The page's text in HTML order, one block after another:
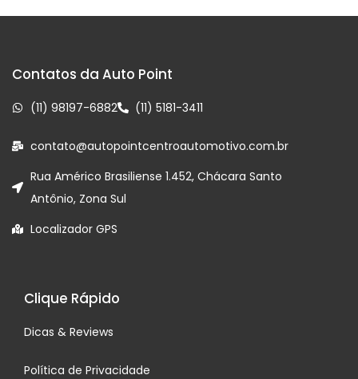
Contatos da Auto Point
(11) 98197-6882 (11) 5181-3411
contato@autopointcentroautomotivo.com.br
Rua Américo Brasiliense 1.452, Chácara Santo
Antônio, Zona Sul
Localizador GPS
Clique Rápido
Dicas & Reviews
Política de Privacidade